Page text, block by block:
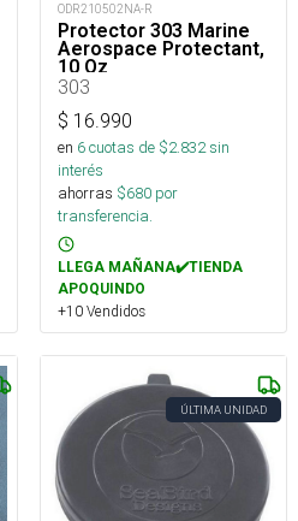
ODR210502NA-R
Protector 303 Marine
Aerospace Protectant,
10 Oz
303
$ 16.990
en 6cuotas de $2.832sin
interés
ahorras $680 por
transferencia.
LLEGA MAÑANA✔️TIENDA
APOQUINDO
+10 Vendidos
ÚLTIMA UNIDAD